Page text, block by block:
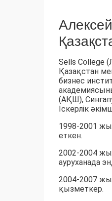
Sells College
Қазақстан
бизнес
(АҚШ),
Іскерлік
1998-2001
еткен.
2002-2004
ауруханада
2004-2007
қызметкер.